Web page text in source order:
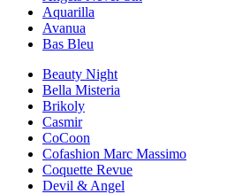
Aquarilla
Avanua
Bas Bleu
Beauty Night
Bella Misteria
Brikoly
Casmir
CoCoon
Cofashion Marc Massimo
Coquette Revue
Devil & Angel